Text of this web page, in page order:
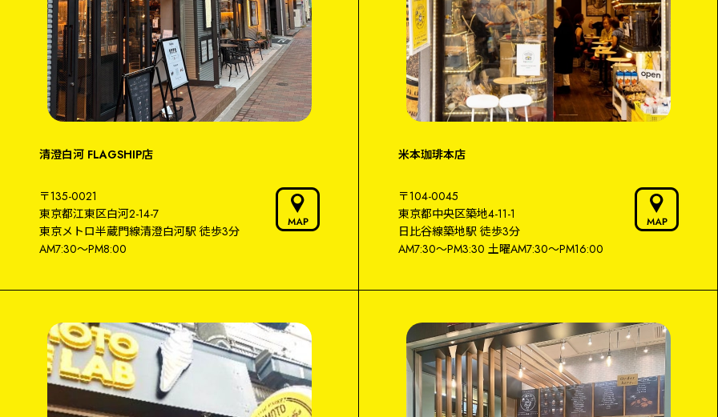
清澄白河 FLAGSHIP店
〒135-0021
東京都江東区白河2-14-7
東京メトロ半蔵門線清澄白河駅 徒歩3分
AM7:30～PM8:00
米本珈琲本店
〒104-0045
東京都中央区築地4-11-1
日比谷線築地駅 徒歩3分
AM7:30～PM3:30 土曜AM7:30〜PM16:00